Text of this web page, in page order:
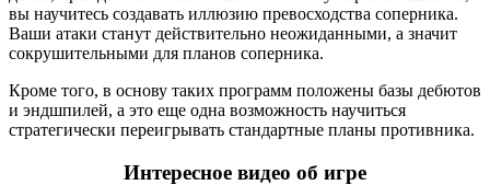
вы научитесь создавать иллюзию превосходства соперника.
Ваши атаки станут действительно неожиданными, а значит
сокрушительными для планов соперника.
Кроме того, в основу таких программ положены базы дебютов
и эндшпилей, а это еще одна возможность научиться
стратегически переигрывать стандартные планы противника.
Интересное видео об игре